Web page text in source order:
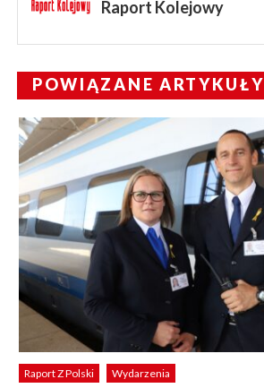
Raport Kolejowy
POWIĄZANE ARTYKUŁY
Raport Z Polski Wydarzenia